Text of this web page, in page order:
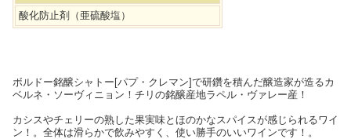
酸化防止剤（亜硫酸塩）
ボルドー銘醸シャトー[パプ・クレマン]で研鑽を積んだ醸造家が造るカ
ベルネ・ソーヴィニョン！チリの銘醸産地ラペル・ヴァレー産！
カシスやチェリーの熟した果実味とほのかなスパイスが感じられるワイ
ン！。全体は滑らかで飲みやすく、使い勝手のいいワインです！。